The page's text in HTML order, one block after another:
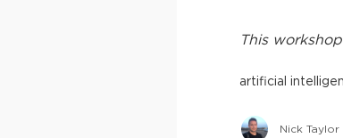
This workshop
artificial
Nick Taylor